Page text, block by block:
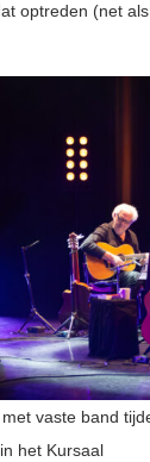
optreden (net
vaste band
het Kursaal